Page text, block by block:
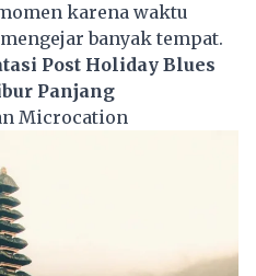
karena waktu
banyak tempat.
Post Holiday Blues
Panjang
Microcation